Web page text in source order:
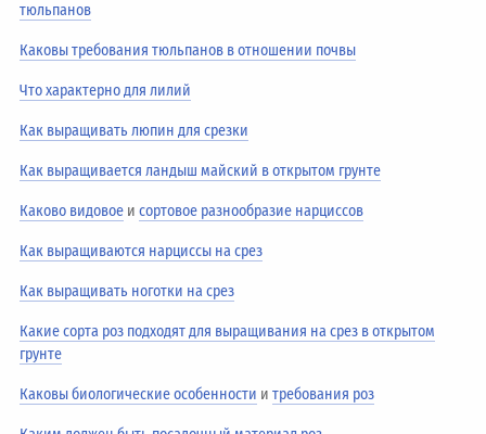
тюльпанов
Каковы требования тюльпанов в отношении почвы
Что характерно для лилий
Как выращивать люпин для срезки
Как выращивается ландыш майский в открытом грунте
Каково видовое исортовое разнообразие нарциссов
Как выращиваются нарциссы на срез
Как выращивать ноготки на срез
Какие сорта роз подходят для выращивания на срез в открытом
грунте
Каковы биологические особенности итребования роз